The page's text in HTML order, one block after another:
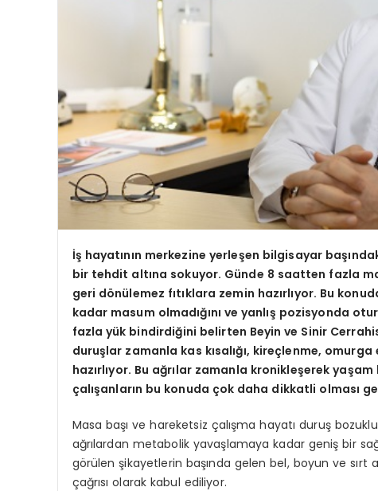
İş hayatının merkezine yerleşen bilgisayar
bir tehdit altına sokuyor. Günde 8 saatten fazla
geri dönülemez fıtıklara zemin hazırlıyor. Bu
kadar masum olmadığını ve yanlış pozisyonda
fazla yük bindirdiğini belirten Beyin ve Sinir
duruşlar zamanla kas kısalığı, kireçlenme,
hazırlıyor. Bu ağrılar zamanla kronikleşerek
çalışanların bu konuda çok daha dikkatli olması
Masa başı ve hareketsiz çalışma hayatı duruş
ağrılardan metabolik yavaşlamaya kadar geniş bir
görülen şikayetlerin başında gelen bel, boyun ve sırt
çağrısı olarak kabul ediliyor.